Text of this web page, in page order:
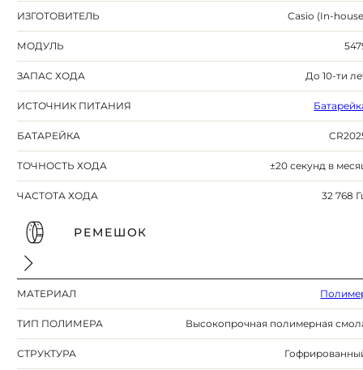
ИЗГОТОВИТЕЛЬ Casio (In-
МОДУЛЬ
ЗАПАС ХОДА До 10-ти
ИСТОЧНИК ПИТАНИЯ
БАТАРЕЙКА
ТОЧНОСТЬ ХОДА ±20 секунд в
ЧАСТОТА ХОДА 32 768
РЕМЕШОК
МАТЕРИАЛ
ТИП ПОЛИМЕРА Высокопрочная полимерная
СТРУКТУРА